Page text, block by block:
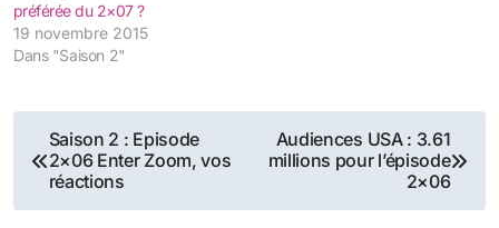
préférée du 2×07 ?
19 novembre 2015
Dans "Saison 2"
Navigation
de
Saison 2 : Episode
2×06 Enter Zoom, vos
réactions
Audiences USA : 3.61
millions pour l’épisode
2×06